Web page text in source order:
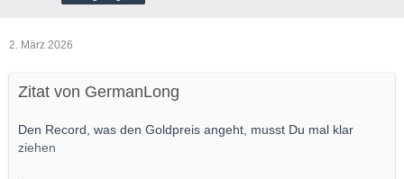
2. März 2026
Zitat von GermanLong
Den Record, was den Goldpreis angeht, musst Du mal klar
ziehen